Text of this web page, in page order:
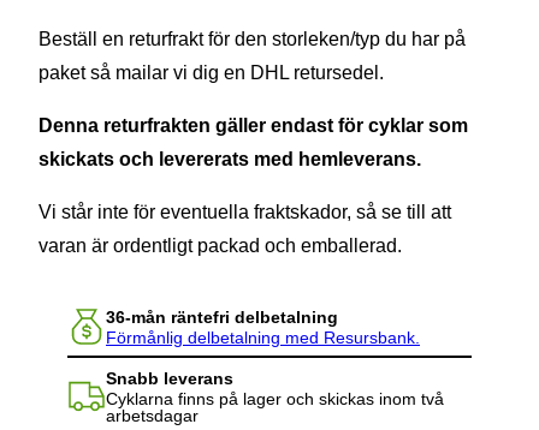
Beställ en returfrakt för den storleken/typ du har på
paket så mailar vi dig en DHL retursedel.
Denna returfrakten gäller endast för cyklar som
skickats och levererats med hemleverans.
Vi står inte för eventuella fraktskador, så se till att
varan är ordentligt packad och emballerad.
36-mån räntefri delbetalning
Förmånlig delbetalning med Resursbank.
Snabb leverans
Cyklarna finns på lager och skickas inom två
arbetsdagar